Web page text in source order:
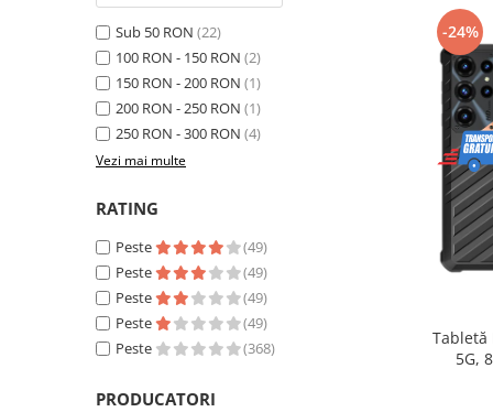
Telefoane mobile Realme
Telefoane mobile ZTE Nubia
Telefoane mobile ALTE BRANDURI
Tablete PC, mini PC si laptopuri
Tablete PC
Tablete pc cu proiector video
Laptop-uri
Monitoare pc
TV si Proiectoare Smart
Sub 50 RON (22)
100 RON - 150 RON (2)
150 RON - 200 RON (1)
200 RON - 250 RON (1)
250 RON - 300 RON (4)
Vezi mai multe
RATING
Peste
(49)
Peste
(49)
Peste
(49)
Peste
(49)
Peste
(368)
PRODUCATORI
-24%
Tabletă
5G,